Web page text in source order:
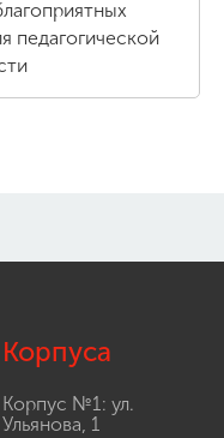
педагогической
Корпуса
Корпус №1: ул.
Ульянова, 1